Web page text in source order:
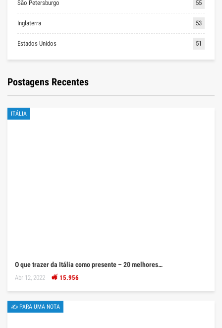
São Petersburgo 55
Inglaterra 53
Estados Unidos 51
Postagens Recentes
ITÁLIA
O que trazer da Itália como presente – 20 melhores…
Abr 12, 2022 15.956
✍ PARA UMA NOTA